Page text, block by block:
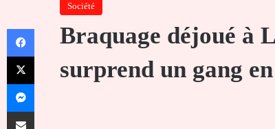
Société
Braquage déjoué à
surprend un gang
Facebook
X
Messenger
Partager par email